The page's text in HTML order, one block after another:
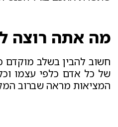
מה אתה רוצה
חשוב להבין בשלב מוקדם
של כל אדם כלפי עצמו
המציאות מראה שברוב